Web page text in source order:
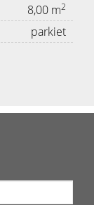
8,00 m2
parkiet